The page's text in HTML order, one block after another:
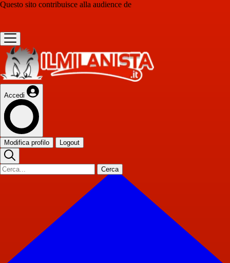
Questo sito contribuisce alla audience de
Accedi
Modifica profilo Logout
Cerca